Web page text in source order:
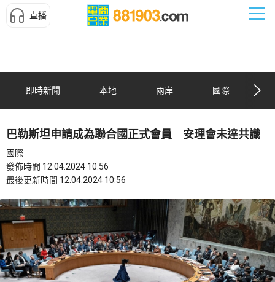
直播
即時新聞 本地 兩岸 國際
巴勒斯坦申請成為聯合國正式會員 安理會未達共識
國際
發佈時間 12.04.2024 10:56
最後更新時間 12.04.2024 10:56